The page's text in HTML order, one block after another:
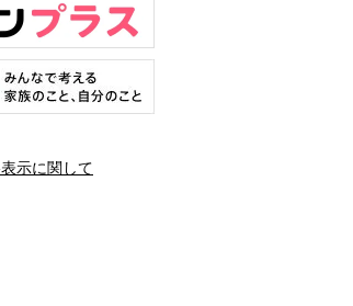
示に関して